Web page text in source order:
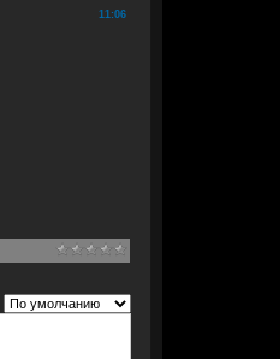
11:06